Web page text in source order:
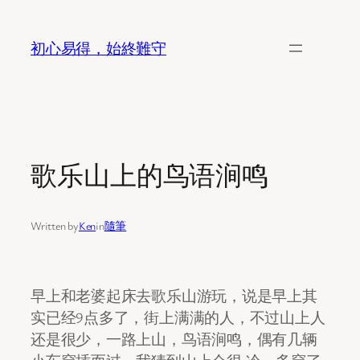
content
初心易得，始終難守
歌乐山上的鸟语涧鸣
Written byKenin隨筆
早上和老婆起床去歌乐山游玩，说是早上其
实已经9点多了，街上满满的人，不过山上人
还是很少，一路上山，鸟语涧鸣，偶有几辆